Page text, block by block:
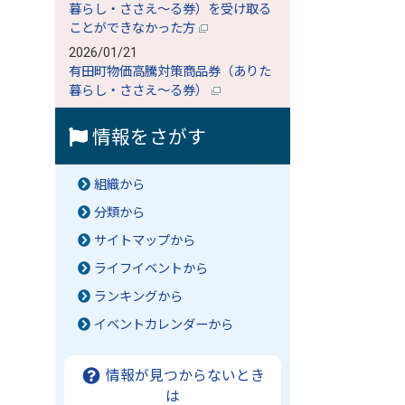
暮らし・ささえ～る券）を受け取る
ことができなかった方
2026/01/21
有田町物価高騰対策商品券（ありた
暮らし・ささえ～る券）
情報をさがす
組織から
分類から
サイトマップから
ライフイベントから
ランキングから
イベントカレンダーから
情報が見つからないとき
は